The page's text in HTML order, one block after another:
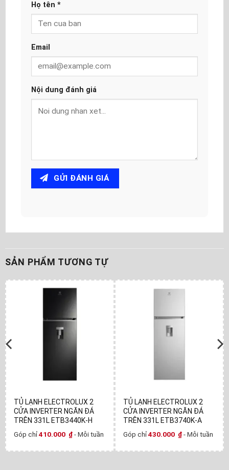
Họ tên *
Email
Nội dung đánh giá
GỬI ĐÁNH GIÁ
SẢN PHẨM TƯƠNG TỰ
TỦ LẠNH ELECTROLUX 2
CỬA INVERTER NGĂN ĐÁ
TRÊN 331L ETB3440K-H
Góp chỉ410.000 ₫- Mỗi tuần
TỦ LẠNH ELECTROLUX 2
CỬA INVERTER NGĂN ĐÁ
TRÊN 331L ETB3740K-A
Góp chỉ430.000 ₫- Mỗi tuần